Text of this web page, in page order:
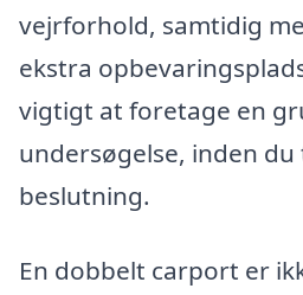
vejrforhold, samtidig
ekstra
vigtigt at foretage en
undersøgelse, inden
beslutning.
En dobbelt carport er